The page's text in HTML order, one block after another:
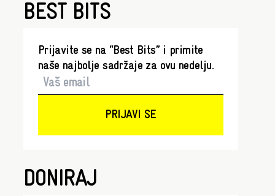
BEST BITS
Prijavite se na “Best Bits” i primite
naše najbolje sadržaje za ovu nedelju.
PRIJAVI SE
DONIRAJ